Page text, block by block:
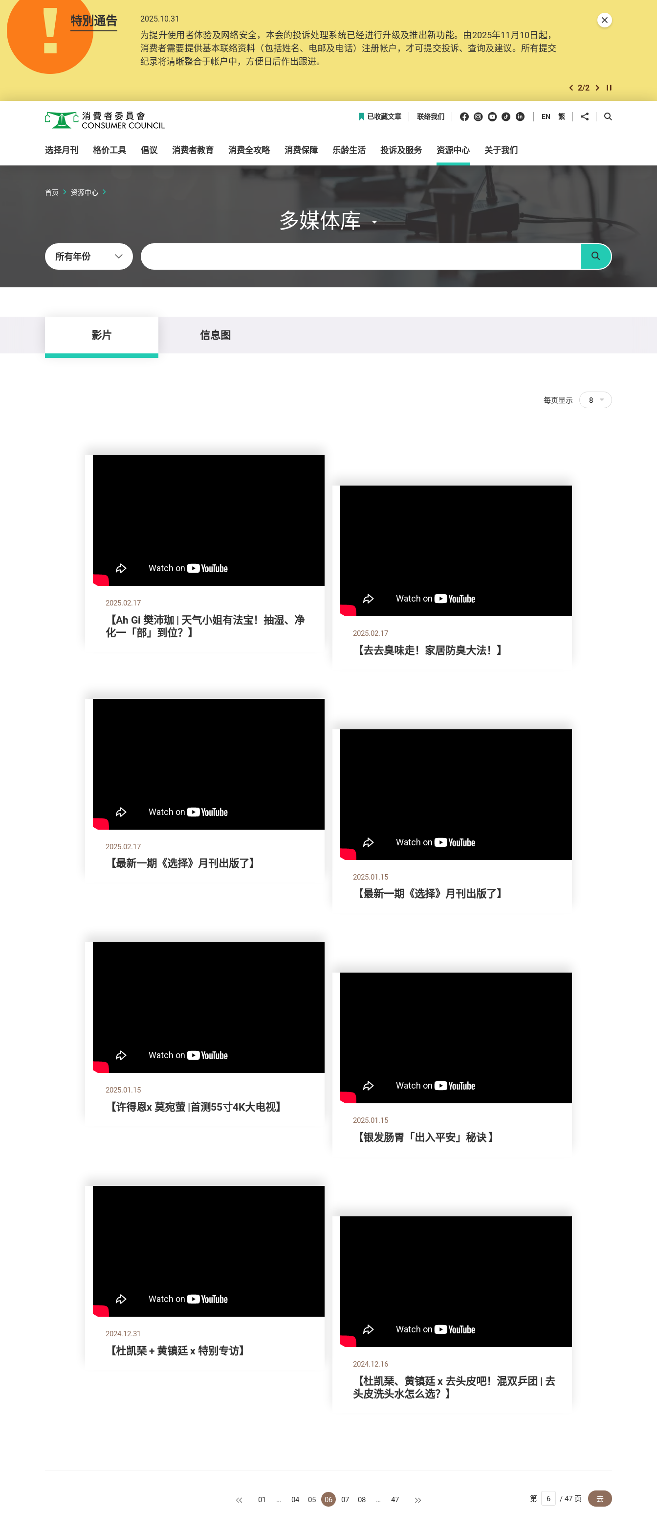
特別通告 2025.10.31
为提升使用者体验及网络安全，本会的投诉处理系统已经进行升级及推出新功能。由2025年11月10日起，
消费者需要提供基本联络资料（包括姓名、电邮及电话）注册帐户，才可提交投诉、查询及建议。所有提交
纪录将清晰整合于帐户中，方便日后作出跟进。
上一个
2/2 下一个开始/暂停幻灯
关闭特別通告
消费者委员会
已收藏文章 联络我们 Facebook
Instagram
Youtube
抖音领英 EN 繁 分享到 开启搜寻框
选择月刊 格价工具 倡议 消费者教育 消费全攻略 消费保障 乐龄生活 投诉及服务 资源中心 关于我们
首页 资源中心
多媒体库
所有年份
关键字
搜寻
影片 信息图
每页显示 8
2025.02.17
【Ah Gi 樊沛珈 | 天气小姐有法宝！抽湿、净
化一「部」到位？】
2025.02.17
【去去臭味走！家居防臭大法！】
2025.02.17
【最新一期《选择》月刊出版了】
2025.01.15
【最新一期《选择》月刊出版了】
2025.01.15
【许得恩x 莫宛萤 |首测55寸4K大电视】
2025.01.15
【银发肠胃「出入平安」秘诀 】
2024.12.31
【杜凯琹 + 黄镇廷 x 特别专访】
2024.12.16
【杜凯琹、黄镇廷 x 去头皮吧！混双乒团 | 去
头皮洗头水怎么选？】
上一页
01 … 04 05 06 07 08 … 47 下一页 第 / 47 页 去